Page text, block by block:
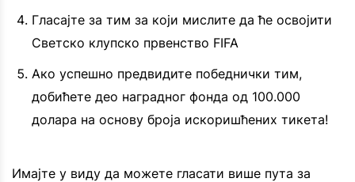
Гласајте за тим за који мислите да ће освојити
Светско клупско првенство FIFA
Ако успешно предвидите победнички тим,
добићете део наградног фонда од 100.000
долара на основу броја искоришћених тикета!
Имајте у виду да можете гласати више пута за